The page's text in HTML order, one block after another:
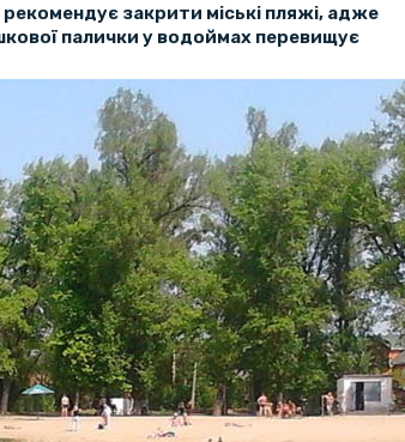
закрити міські пляжі, адже
палички у водоймах перевищує